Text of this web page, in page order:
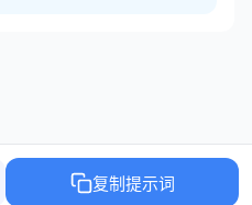
复制提示词